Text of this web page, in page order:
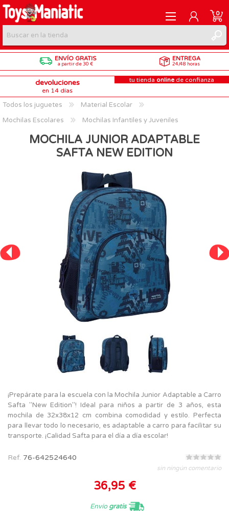
REGISTRARME
INICIAR SESIÓN
0
ENVÍO GRATIS
a partir de 30 €
ENTREGA
24/48 horas
devoluciones
en 14 días
tu tienda online de confianza
Todos los juguetes
Material Escolar
Mochilas Escolares
Mochilas Infantiles y Juveniles
MOCHILA JUNIOR ADAPTABLE
SAFTA NEW EDITION
¡Prepárate para la escuela con la Mochila Junior Adaptable a Carro
Safta "New Edition"! Ideal para niños a partir de 3 años, esta
mochila de 32x38x12 cm combina comodidad y estilo. Perfecta
para llevar todo lo necesario, es adaptable a carro para facilitar su
transporte. ¡Calidad Safta para el día a día escolar!
Ref. 76-642524640
sin ningún comentario
36,95 €
Envíogratis